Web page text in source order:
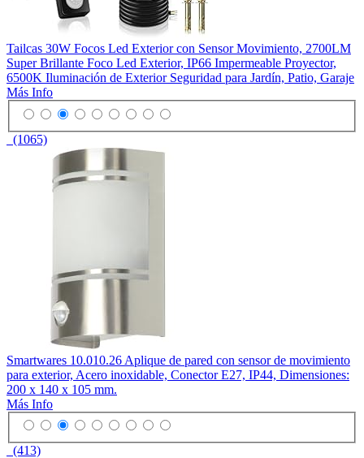
Tailcas 30W Focos Led Exterior con Sensor Movimiento, 2700LM
Super Brillante Foco Led Exterior, IP66 Impermeable Proyector,
6500K Iluminación de Exterior Seguridad para Jardín, Patio, Garaje
Más Info
(1065)
Smartwares 10.010.26 Aplique de pared con sensor de movimiento
para exterior, Acero inoxidable, Conector E27, IP44, Dimensiones:
200 x 140 x 105 mm.
Más Info
(413)